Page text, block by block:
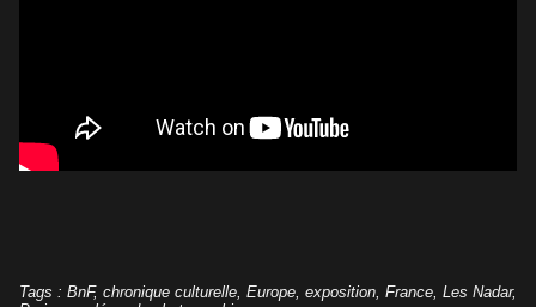
Tags : BnF, chronique culturelle, Europe, exposition, France, Les Nadar,